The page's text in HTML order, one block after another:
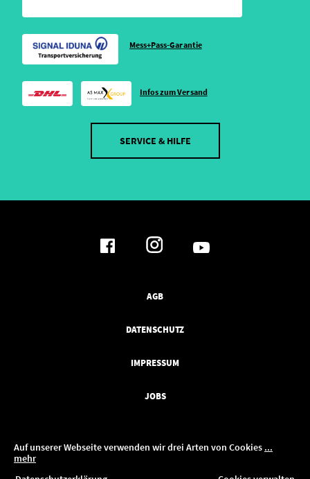
Auf unserer Webseite verwenden wir drei Arten von Cookies ...
mehr
Mess+Pass-Garantie
Infos zum Versand
SERVICE & HILFE
AGB
DATENSCHUTZ
IMPRESSUM
JOBS